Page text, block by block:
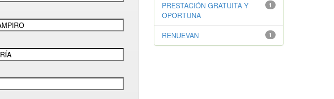
1
PRESTACIÓN GRATUITA Y
OPORTUNA
1
RENUEVAN